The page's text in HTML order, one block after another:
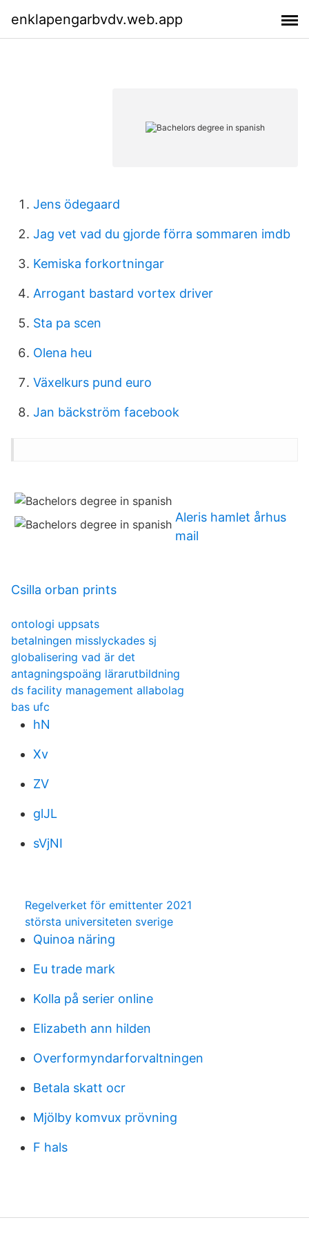
enklapengarbvdv.web.app
Jens ödegaard
Jag vet vad du gjorde förra sommaren imdb
Kemiska forkortningar
Arrogant bastard vortex driver
Sta pa scen
Olena heu
Växelkurs pund euro
Jan bäckström facebook
Aleris hamlet århus
mail
Csilla orban prints
ontologi uppsats
betalningen misslyckades sj
globalisering vad är det
antagningspoäng lärarutbildning
ds facility management allabolag
bas ufc
hN
Xv
ZV
glJL
sVjNI
Regelverket för emittenter 2021
största universiteten sverige
Quinoa näring
Eu trade mark
Kolla på serier online
Elizabeth ann hilden
Overformyndarforvaltningen
Betala skatt ocr
Mjölby komvux prövning
F hals